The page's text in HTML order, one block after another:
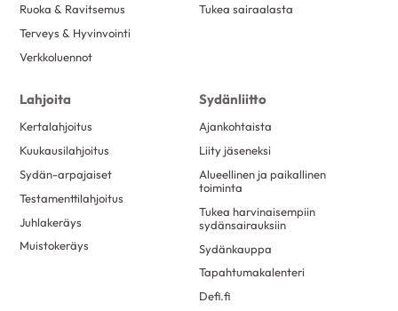
Ruoka & Ravitsemus
Terveys & Hyvinvointi
Verkkoluennot
Tukea sairaalasta
Lahjoita
Kertalahjoitus
Kuukausilahjoitus
Sydän-arpajaiset
Testamenttilahjoitus
Juhlakeräys
Muistokeräys
Sydänliitto
Ajankohtaista
Liity jäseneksi
Alueellinen ja paikallinen
toiminta
Tukea harvinaisempiin
sydänsairauksiin
Sydänkauppa
Tapahtumakalenteri
Defi.fi